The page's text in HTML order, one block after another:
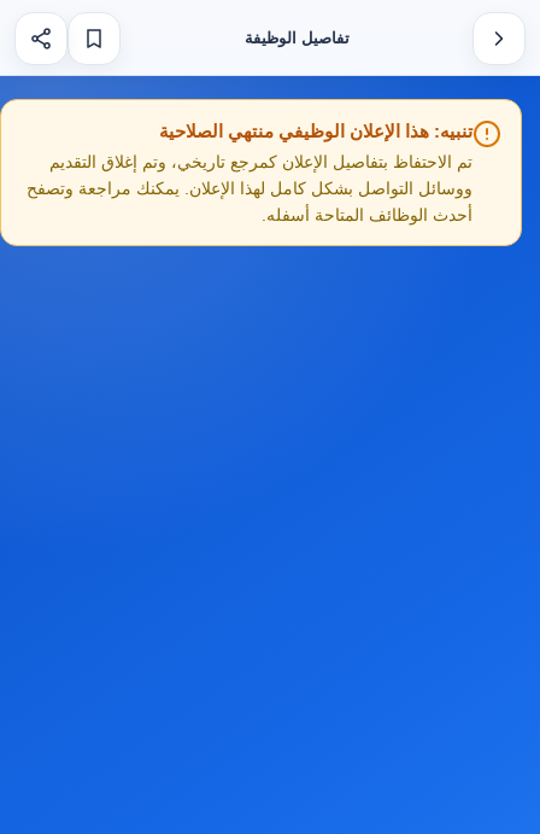
تفاصيل الوظيفة
تنبيه: هذا الإعلان الوظيفي منتهي الصلاحية
تم الاحتفاظ بتفاصيل الإعلان كمرجع تاريخي، وتم إغلاق التقديم
ووسائل التواصل بشكل كامل لهذا الإعلان. يمكنك مراجعة وتصفح
أحدث الوظائف المتاحة أسفله.